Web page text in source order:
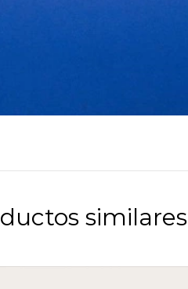
similares